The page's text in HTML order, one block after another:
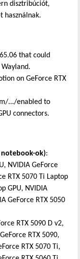
disztribúciót,
használnak.
that could
on GeForce RTX
.../enabled to
connectors.
notebook-ok):
NVIDIA GeForce
RTX 5070 Ti Laptop
GPU, NVIDIA
GeForce RTX 5050
RTX 5090 D v2,
RTX 5090,
RTX 5070 Ti,